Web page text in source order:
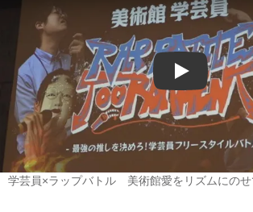
Play
学芸員×ラップバトル 美術館愛をリズムにの